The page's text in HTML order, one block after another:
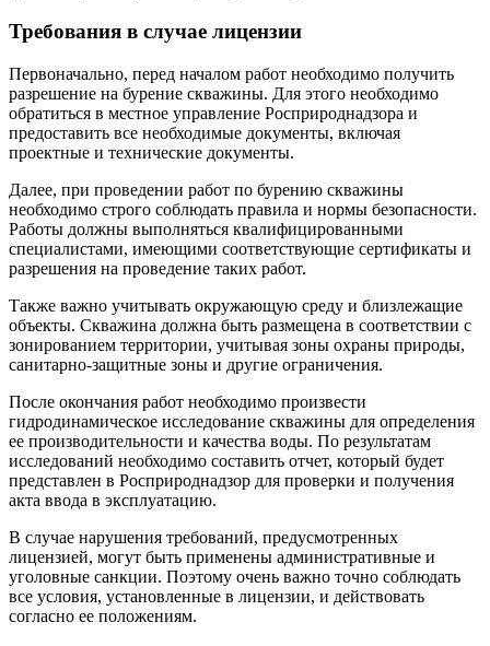
Требования в случае лицензии
Первоначально, перед началом работ необходимо получить
разрешение на бурение скважины. Для этого необходимо
обратиться в местное управление Росприроднадзора и
предоставить все необходимые документы, включая
проектные и технические документы.
Далее, при проведении работ по бурению скважины
необходимо строго соблюдать правила и нормы безопасности.
Работы должны выполняться квалифицированными
специалистами, имеющими соответствующие сертификаты и
разрешения на проведение таких работ.
Также важно учитывать окружающую среду и близлежащие
объекты. Скважина должна быть размещена в соответствии с
зонированием территории, учитывая зоны охраны природы,
санитарно-защитные зоны и другие ограничения.
После окончания работ необходимо произвести
гидродинамическое исследование скважины для определения
ее производительности и качества воды. По результатам
исследований необходимо составить отчет, который будет
представлен в Росприроднадзор для проверки и получения
акта ввода в эксплуатацию.
В случае нарушения требований, предусмотренных
лицензией, могут быть применены административные и
уголовные санкции. Поэтому очень важно точно соблюдать
все условия, установленные в лицензии, и действовать
согласно ее положениям.